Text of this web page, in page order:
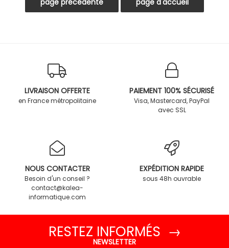
LIVRAISON OFFERTE
en France métropolitaine
PAIEMENT 100% SÉCURISÉ
Visa, Mastercard, PayPal
avec SSL
NOUS CONTACTER
Besoin d'un conseil ?
contact@kalea-
informatique.com
EXPÉDITION RAPIDE
sous 48h ouvrable
RESTEZ INFORMÉS →
NEWSLETTER